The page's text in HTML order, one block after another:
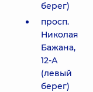
берег)
просп.
Николая
Бажана,
12-А
(левый
берег)